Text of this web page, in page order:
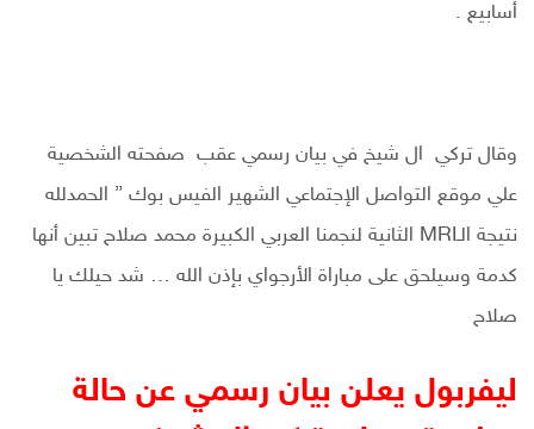
أسابيع .
وقال تركي ال شيخ في بيان رسمي عقب صفحته الشخصية
علي موقع التواصل الإجتماعي الشهير الفيس بوك ” الحمدلله
نتيجة الـMRI الثانية لنجمنا العربي الكبيرة محمد صلاح تبين أنها
كدمة وسيلحق على مباراة الأرجواي بإذن الله … شد حيلك يا
صلاح
ليفربول يعلن بيان رسمي عن حالة